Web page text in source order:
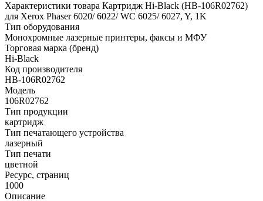
Характеристики товара Картридж Hi-Black (HB-106R02762)
для Xerox Phaser 6020/ 6022/ WC 6025/ 6027, Y, 1K
Тип оборудования
Монохромные лазерные принтеры, факсы и МФУ
Торговая марка (бренд)
Hi-Black
Код производителя
HB-106R02762
Модель
106R02762
Тип продукции
картридж
Тип печатающего устройства
лазерный
Тип печати
цветной
Ресурс, страниц
1000
Описание